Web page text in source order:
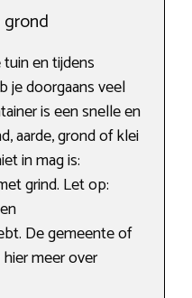
en tijdens
je doorgaans veel
is een snelle en
aarde, grond of klei
in mag is:
grind. Let op:
De gemeente of
meer over